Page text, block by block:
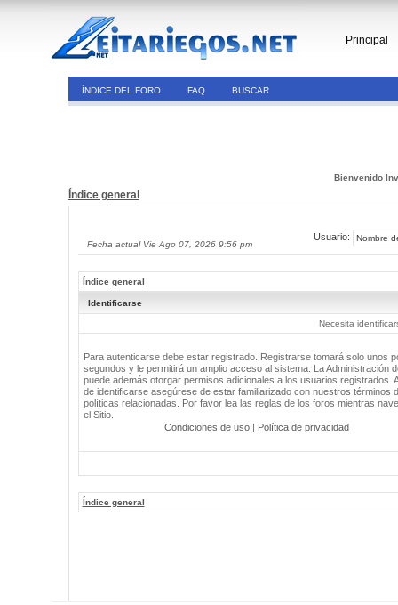
Principal
ÍNDICE DEL FORO FAQ BUSCAR
Bienvenido
Índice general
Fecha actual Vie Ago 07, 2026 9:56 pm
Usuario:
Índice general
Identificarse
Necesita
Para autenticarse debe estar registrado. Registrarse tomará solo unos
segundos y le permitirá un amplio acceso al sistema. La Administración
puede además otorgar permisos adicionales a los usuarios registrados.
de identificarse asegúrese de estar familiarizado con nuestros términos
políticas relacionadas. Por favor lea las reglas de los foros mientras
el Sitio.
Condiciones de uso | Política de privacidad
Índice general